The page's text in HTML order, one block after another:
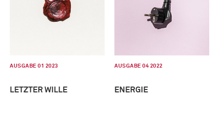
AUSGABE 01 2023
LETZTER WILLE
AUSGABE 04 2022
ENERGIE